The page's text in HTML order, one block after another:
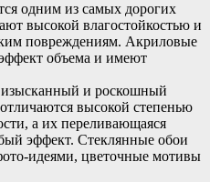
одним из самых дорогих
высокой влагостойкостью и
повреждениям. Акриловые
объема и имеют
изысканный и роскошный
высокой степенью
а их переливающаяся
эффект. Стеклянные обои
идеями, цветочные мотивы